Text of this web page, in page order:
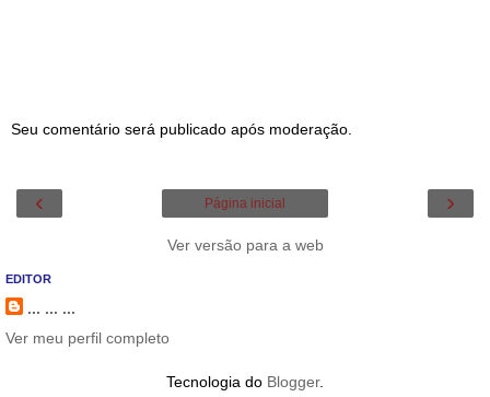
Seu comentário será publicado após moderação.
‹ ›
Página inicial
Ver versão para a web
EDITOR
... ... ...
Ver meu perfil completo
Tecnologia do Blogger.